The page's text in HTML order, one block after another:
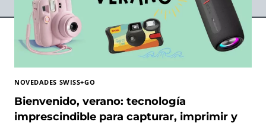
NOVEDADES SWISS+GO
Bienvenido, verano: tecnología
imprescindible para capturar, imprimir y